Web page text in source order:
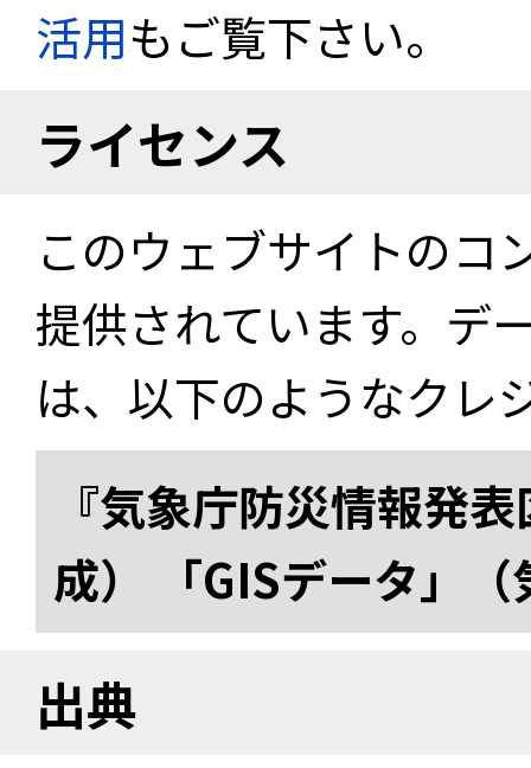
活用もご覧下さい。
ライセンス
このウェブサイトのコ
提供されています。デ
は、以下のようなクレ
『気象庁防災情報発
成） 「GISデータ」
出典